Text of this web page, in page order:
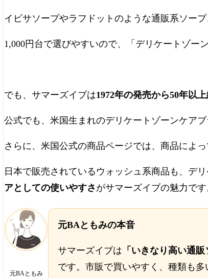
イビサソープやラフドットのような通販系ソー
1,000円台で選びやすいので、「デリケートゾー
でも、サマーズイブは1972年の発売から50年以
公式でも、米国生まれのデリケートゾーンケア
さらに、米国公式の商品ページでは、商品によ
日本で販売されているウォッシュ系商品も、デ
アとしての使いやすさ がサマーズイブの魅力です
元BAともみ
元BAともみの本音
サマーズイブは 「いきなり高い通
です。市販で買いやすく、種類も